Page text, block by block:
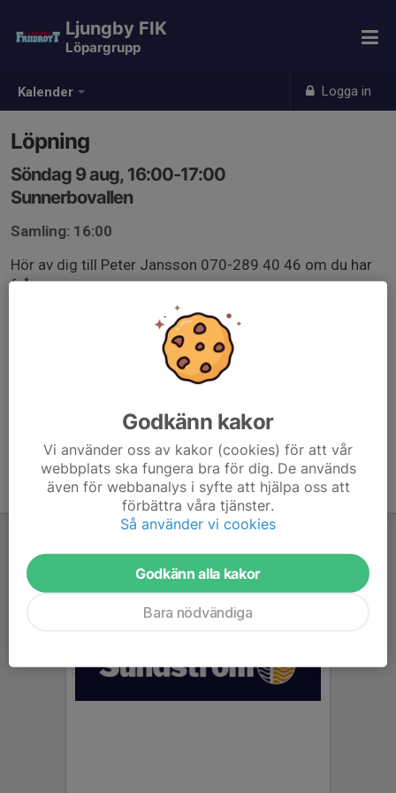
Kalender Logga in
Ljungby FIK
Löpargrupp
Löpning
Söndag 9 aug, 16:00-17:00
Sunnerbovallen
Samling: 16:00
Hör av dig till Peter Jansson 070-289 40 46 om du har
frågor
Anmälan är öppen för gruppens medlemmar.
Godkänn kakor
Vi använder oss av kakor (cookies) för att vår
webbplats ska fungera bra för dig. De används
även för webbanalys i syfte att hjälpa oss att
förbättra våra tjänster.
Så använder vi cookies
Godkänn alla kakor
Bara nödvändiga